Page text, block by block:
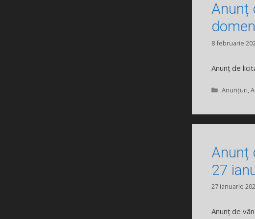
Anunț
8 februarie
Anunț de
Categorii
Anunțuri,
Anunț
27
27 ianuarie
Anunț de